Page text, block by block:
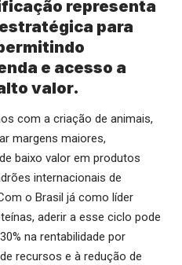
representa
para
e acesso a
valor.
com a criação de animais,
margens maiores,
baixo valor em produtos
internacionais de
o Brasil já como líder
aderir a esse ciclo pode
na rentabilidade por
recursos e à redução de